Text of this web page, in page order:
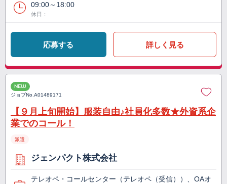
09:00～18:00
休日：
応募する 詳しく見る
NEW
ジョブNo.A01489171
【９月上旬開始】服装自由♪社員化多数★外資系企
業でのコール！
派遣
ジェンパクト株式会社
テレオペ・コールセンター（テレオペ（受信））、OAオ